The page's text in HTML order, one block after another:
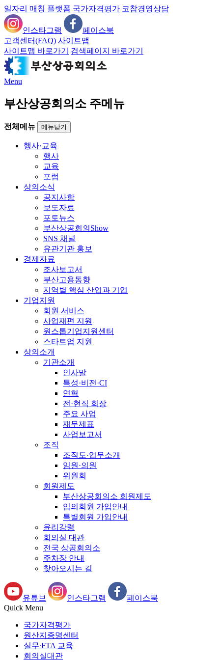
일자리 매칭 플랫폼 국가자격평가 코참경영상담
인스타그램
페이스북
고객센터(FAQ) 사이트맵
사이트맵 바로가기
검색페이지 바로가기
Menu
부산상공회의소 주메뉴
전체메뉴 메뉴닫기
행사·교육
행사
교육
포럼
상의소식
공지사항
보도자료
포토뉴스
부산상공회의Show
SNS 채널
유관기관 홍보
경제자료
조사보고서
부산고용동향
지역별 핵심 산업과 기업
기업지원
회원 서비스
사업재편 지원
원스톱기업지원센터
스타트업 지원
상의소개
기관소개
인사말
특성·비전·CI
연혁
전·현직 회장
주요 사업
재무제표
사업보고서
조직
조직도·업무소개
임원·의원
위원회
회원제도
부산상공회의소 회원제도
임의회원 가입안내
특별회원 가입안내
윤리강령
회의실 대관
전국 상공회의소
주차장 안내
찾아오시는 길
유튜브 인스타그램
페이스북
Quick Menu
국가자격평가
원산지증명센터
실무∙FTA 교육
회의실대관